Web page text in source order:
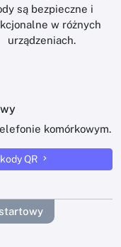
są bezpieczne i
w różnych
urządzeniach.
komórkowym.
QR